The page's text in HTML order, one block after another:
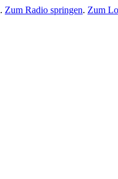
. Zum Radio springen. Zum